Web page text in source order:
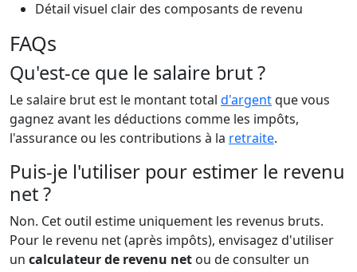
Détail visuel clair des composants de revenu
FAQs
Qu'est-ce que le salaire brut ?
Le salaire brut est le montant total d'argentque vous
gagnez avant les déductions comme les impôts,
l'assurance ou les contributions à la retraite.
Puis-je l'utiliser pour estimer le revenu
net ?
Non. Cet outil estime uniquement les revenus bruts.
Pour le revenu net (après impôts), envisagez d'utiliser
un calculateur de revenu net ou de consulter un